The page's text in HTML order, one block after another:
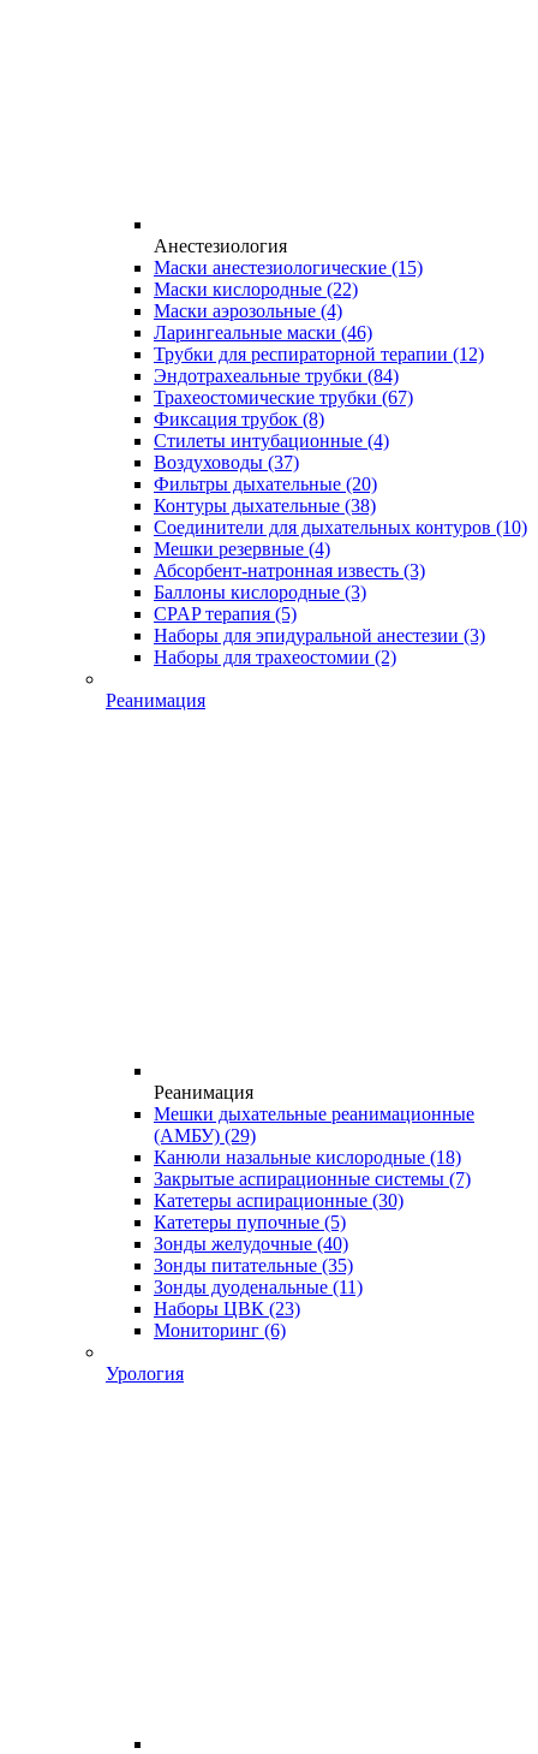
Анестезиология
Маски анестезиологические (15)
Маски кислородные (22)
Маски аэрозольные (4)
Ларингеальные маски (46)
Трубки для респираторной терапии (12)
Эндотрахеальные трубки (84)
Трахеостомические трубки (67)
Фиксация трубок (8)
Стилеты интубационные (4)
Воздуховоды (37)
Фильтры дыхательные (20)
Контуры дыхательные (38)
Соединители для дыхательных контуров (10)
Мешки резервные (4)
Абсорбент-натронная известь (3)
Баллоны кислородные (3)
CPAP терапия (5)
Наборы для эпидуральной анестезии (3)
Наборы для трахеостомии (2)
Реанимация
Реанимация
Мешки дыхательные реанимационные
(АМБУ) (29)
Канюли назальные кислородные (18)
Закрытые аспирационные системы (7)
Катетеры аспирационные (30)
Катетеры пупочные (5)
Зонды желудочные (40)
Зонды питательные (35)
Зонды дуоденальные (11)
Наборы ЦВК (23)
Мониторинг (6)
Урология